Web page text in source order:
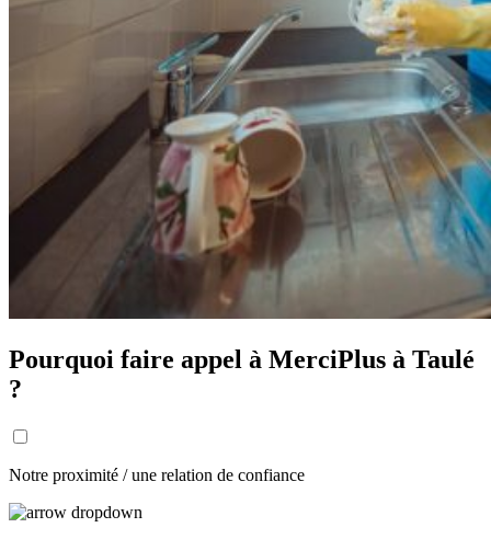
Pourquoi faire appel à MerciPlus à Taulé
?
Notre proximité / une relation de confiance